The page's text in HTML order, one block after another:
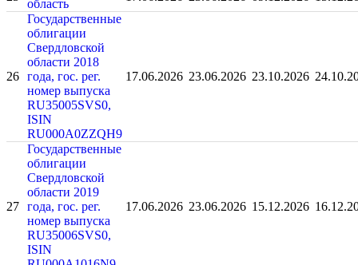
область
26
Государственные
облигации
Свердловской
области 2018
года, гос. рег.
номер выпуска
RU35005SVS0,
ISIN
RU000A0ZZQH9
17.06.2026 23.06.2026 23.10.2026
27
Государственные
облигации
Свердловской
области 2019
года, гос. рег.
номер выпуска
RU35006SVS0,
ISIN
17.06.2026 23.06.2026 15.12.2026